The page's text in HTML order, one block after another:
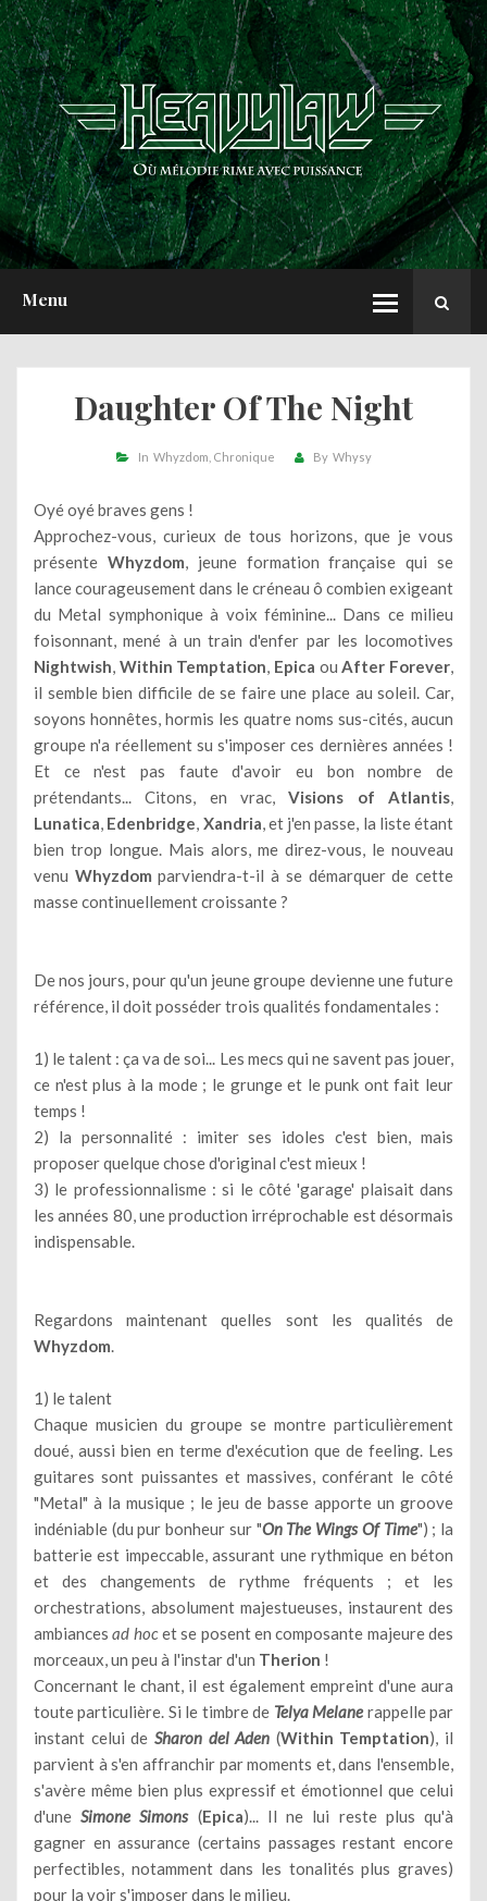
Menu
ACCUEIL
NEWS
CHRONIQUES
INTERVIEWS
REPORTS
A PROPOS
Daughter Of The Night
In Whyzdom Chronique By Whysy
Oyé oyé braves gens !
Approchez-vous, curieux de tous horizons, que je vous
présente Whyzdom, jeune formation française qui se
lance courageusement dans le créneau ô combien exigeant
du Metal symphonique à voix féminine... Dans ce milieu
foisonnant, mené à un train d'enfer par les locomotives
Nightwish, Within Temptation, Epica ouAfter Forever,
il semble bien difficile de se faire une place au soleil. Car,
soyons honnêtes, hormis les quatre noms sus-cités, aucun
groupe n'a réellement su s'imposer ces dernières années !
Et ce n'est pas faute d'avoir eu bon nombre de
prétendants... Citons, en vrac,Visions of Atlantis,
Lunatica, Edenbridge, Xandria, et j'en passe, la liste étant
bien trop longue. Mais alors, me direz-vous, le nouveau
venu Whyzdomparviendra-t-il à se démarquer de cette
masse continuellement croissante ?
De nos jours, pour qu'un jeune groupe devienne une future
référence, il doit posséder trois qualités fondamentales :
1) le talent : ça va de soi... Les mecs qui ne savent pas jouer,
ce n'est plus à la mode ; le grunge et le punk ont fait leur
temps !
2) la personnalité : imiter ses idoles c'est bien, mais
proposer quelque chose d'original c'est mieux !
3) le professionnalisme : si le côté 'garage' plaisait dans
les années 80, une production irréprochable est désormais
indispensable.
Regardons maintenant quelles sont les qualités de
Whyzdom.
1) le talent
Chaque musicien du groupe se montre particulièrement
doué, aussi bien en terme d'exécution que de feeling. Les
guitares sont puissantes et massives, conférant le côté
"Metal" à la musique ; le jeu de basse apporte un groove
indéniable (du pur bonheur sur "On The Wings Of Time") ; la
batterie est impeccable, assurant une rythmique en béton
et des changements de rythme fréquents ; et les
orchestrations, absolument majestueuses, instaurent des
ambiancesad hocet se posent en composante majeure des
morceaux, un peu à l'instar d'un Therion !
Concernant le chant, il est également empreint d'une aura
toute particulière. Si le timbre de Telya Melanerappelle par
instant celui de Sharon del Aden (Within Temptation), il
parvient à s'en affranchir par moments et, dans l'ensemble,
s'avère même bien plus expressif et émotionnel que celui
d'uneSimone Simons(Epica)... Il ne lui reste plus qu'à
gagner en assurance (certains passages restant encore
perfectibles, notamment dans les tonalités plus graves)
pour la voir s'imposer dans le milieu.